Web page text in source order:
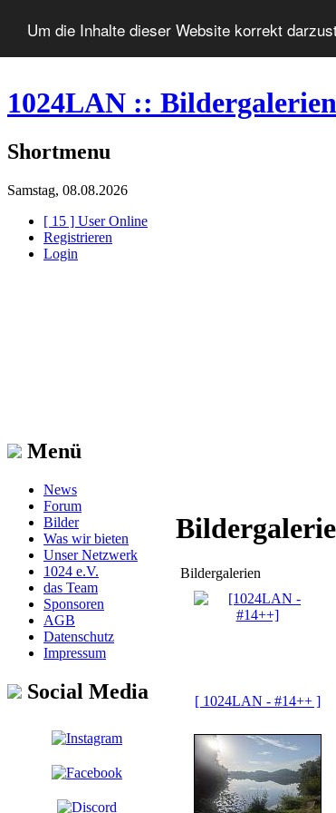
Um die Inhalte dieser Website korrekt
1024LAN :: Bildergalerien
Shortmenu
Samstag, 08.08.2026
[ 15 ] User Online
Registrieren
Login
Menü
News
Forum
Bilder
Was wir bieten
Unser Netzwerk
1024 e.V.
das Team
Sponsoren
AGB
Datenschutz
Impressum
Social Media
Bildergalerien
[ 1024LAN - #14++ ]